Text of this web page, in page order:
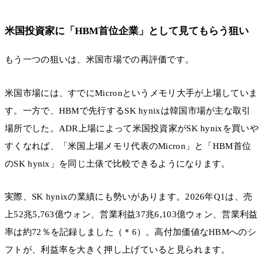
米国投資家に「HBM首位企業」として見てもらう狙い
もう一つの狙いは、米国市場での再評価です。
米国市場には、すでにMicronというメモリ大手が上場していま
す。一方で、HBMで先行するSK hynixは韓国市場が主な取引
場所でした。ADR上場によって米国投資家がSK hynixを買いや
すくなれば、「米国上場メモリ代表のMicron」と「HBM首位
のSK hynix」を同じ土俵で比較できるようになります。
実際、SK hynixの業績にも勢いがあります。2026年Q1は、売
上52兆5,763億ウォン、営業利益37兆6,103億ウォン、営業利益
率は約72％を記録しました（＊6）。高付加価値なHBMへのシ
フトが、利益率を大きく押し上げていると見られます。